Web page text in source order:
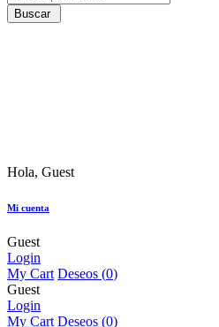
Buscar
Hola, Guest
Mi cuenta
Guest
Login
My Cart Deseos (0)
Guest
Login
My Cart Deseos (0)